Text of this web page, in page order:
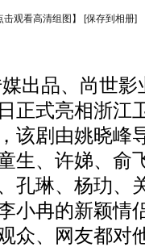
观看高清组图】 [保存到相册]
品、尚世影
正式亮相浙江
该剧由姚晓峰
生、许娣、俞
孔琳、杨玏、
小冉的新颖情
众、网友都对